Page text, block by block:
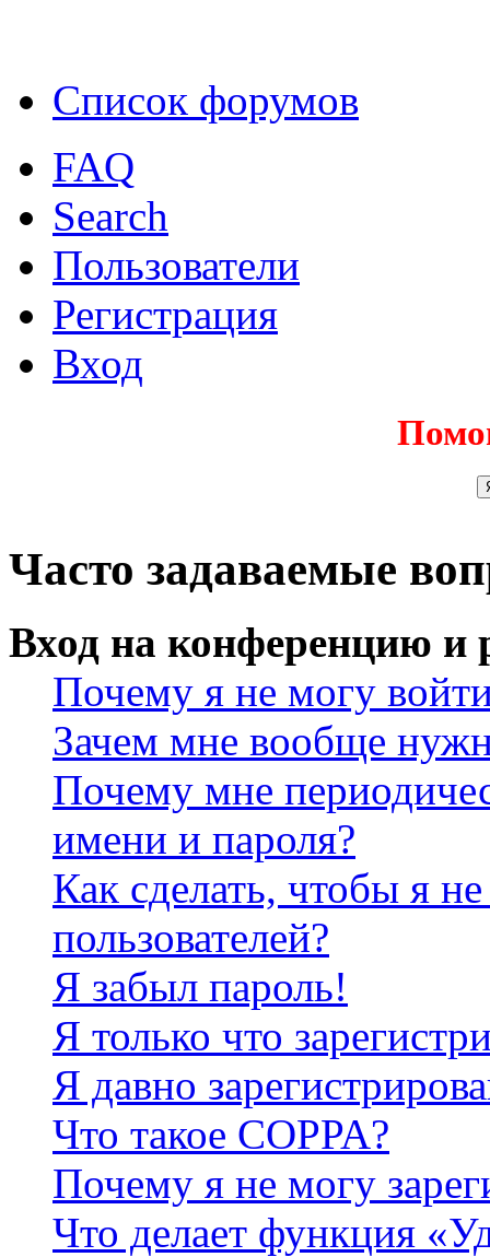
Список форумов
FAQ
Search
Пользователи
Регистрация
Вход
Часто задаваемые
Вход на конференцию и
Почему я не могу
Зачем мне вообще
Почему мне
имени и пароля?
Как сделать, чтобы я
пользователей?
Я забыл пароль!
Я только что
Я давно
Что такое COPPA?
Почему я не могу
Что делает функция